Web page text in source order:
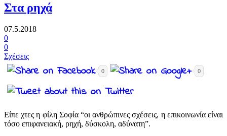
Στα ρηχά
07.5.2018
0
0
Σχέσεις
0 0
Είπε χτες η φίλη Σοφία “οι ανθρώπινες σχέσεις, η επικοινωνία είναι
τόσο επιφανειακή, ρηχή, δύσκολη, αδύνατη”.